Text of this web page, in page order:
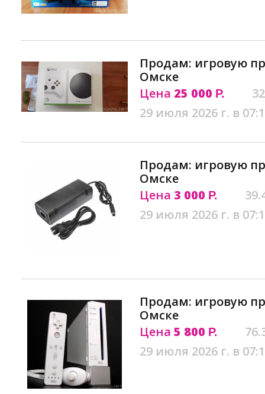
Продам: игровую
Омске
Цена 25 000 Р.
29 июля 2026 г. в
Продам: игровую
Омске
Цена 3 000 Р.
29 июля 2026 г. в
Продам: игровую
Омске
Цена 5 800 Р.
29 июля 2026 г. в